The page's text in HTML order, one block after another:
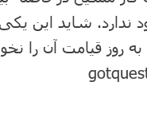
ندارد. شاید این
روز قیامت آن را